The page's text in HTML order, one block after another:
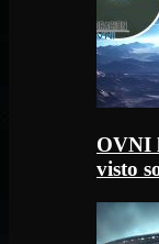
OVNI
visto